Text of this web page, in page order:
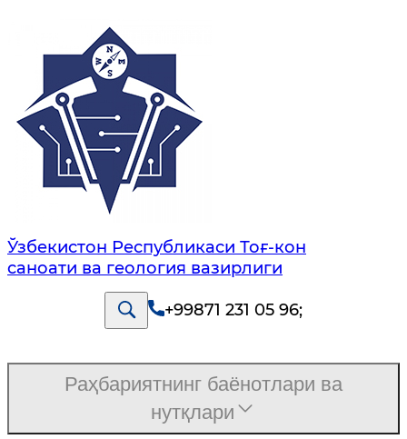
Ўзбекистон Республикаси Тоғ-кон
саноати ва геология вазирлиги
+99871 231 05 96;
Раҳбариятнинг баёнотлари ва
нутқлари